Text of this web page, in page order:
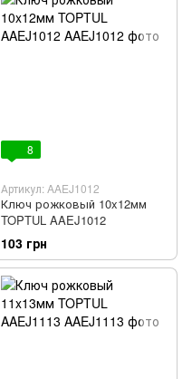
8
Артикул: AAEJ1012
Ключ рожковый 10x12мм
TOPTUL AAEJ1012
103 грн